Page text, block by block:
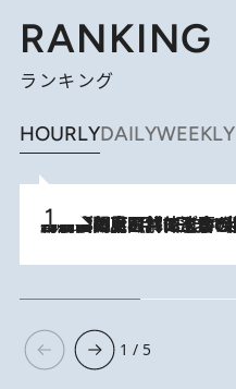
RANKING
ランキング
HOURLYDAILYWEEKLY
2026.8.8
「最後に見られてよかった」上野動物園の東園パンダ舎が解体前に特別公開。8月16日まで延長されたパネル展と共に辿る“半世紀”のパンダ飼育《解体工事の図面あり》
1 / 5